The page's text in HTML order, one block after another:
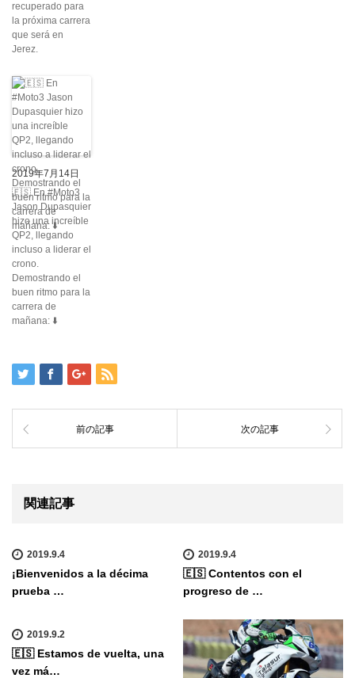
recuperado para
la próxima carrera
que será en
Jerez.
2019年7月14日
🇪🇸 En #Moto3
Jason Dupasquier
hizo una increíble
QP2, llegando
incluso a liderar el
crono.
Demostrando el
buen ritmo para la
carrera de
mañana: ⬇️
前の記事 次の記事
関連記事
2019.9.4
¡Bienvenidos a la décima
prueba …
2019.9.4
🇪🇸 Contentos con el
progreso de …
2019.9.2
🇪🇸 Estamos de vuelta, una
vez má…